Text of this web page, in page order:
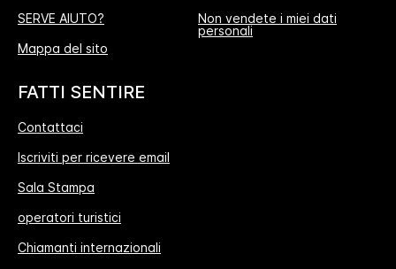
SERVE AIUTO?
Mappa del sito
Non vendete i miei dati
personali
FATTI SENTIRE
Contattaci
Iscriviti per ricevere email
Sala Stampa
operatori turistici
Chiamanti internazionali